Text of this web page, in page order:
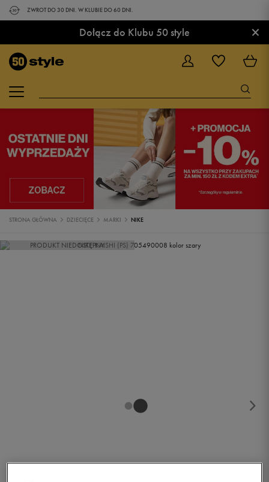
ZWROT DO 30 DNI. W KLUBIE DO 60 DNI.
Dołącz do Klubu 50 style ×
STRONA GŁÓWNA DZIECIĘCE MARKI NIKE
PRODUKT NIEDOSTĘPNY